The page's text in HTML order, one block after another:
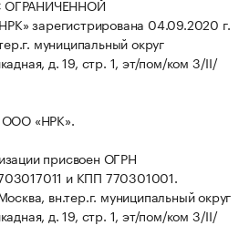
ОГРАНИЧЕННОЙ
зарегистрирована 04.09.2020 г.
муниципальный округ
д. 19, стр. 1, эт/пом/ком 3/II/
ООО «НРК».
присвоен ОГРН
и КПП 770301001.
вн.тер.г. муниципальный округ
д. 19, стр. 1, эт/пом/ком 3/II/